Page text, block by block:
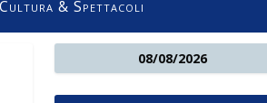
Cultura & Spettacoli
08/08/2026